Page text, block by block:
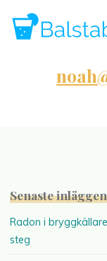
content
Senaste inläggen
Radon i
steg